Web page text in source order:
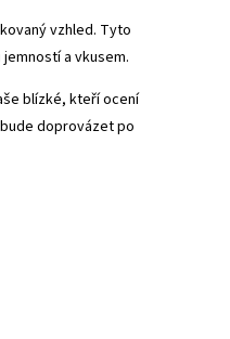
vzhled. Tyto
a vkusem.
blízké, kteří ocení
doprovázet po